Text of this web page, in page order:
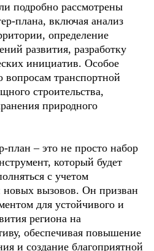
подробно рассмотрены
плана, включая анализ
определение
развития, разработку
инициатив. Особое
транспортной
строительства,
природного
план – это не просто набор
который будет
с учетом
вызовов. Он призван
для устойчивого и
региона на
обеспечивая повышение
и создание благоприятной